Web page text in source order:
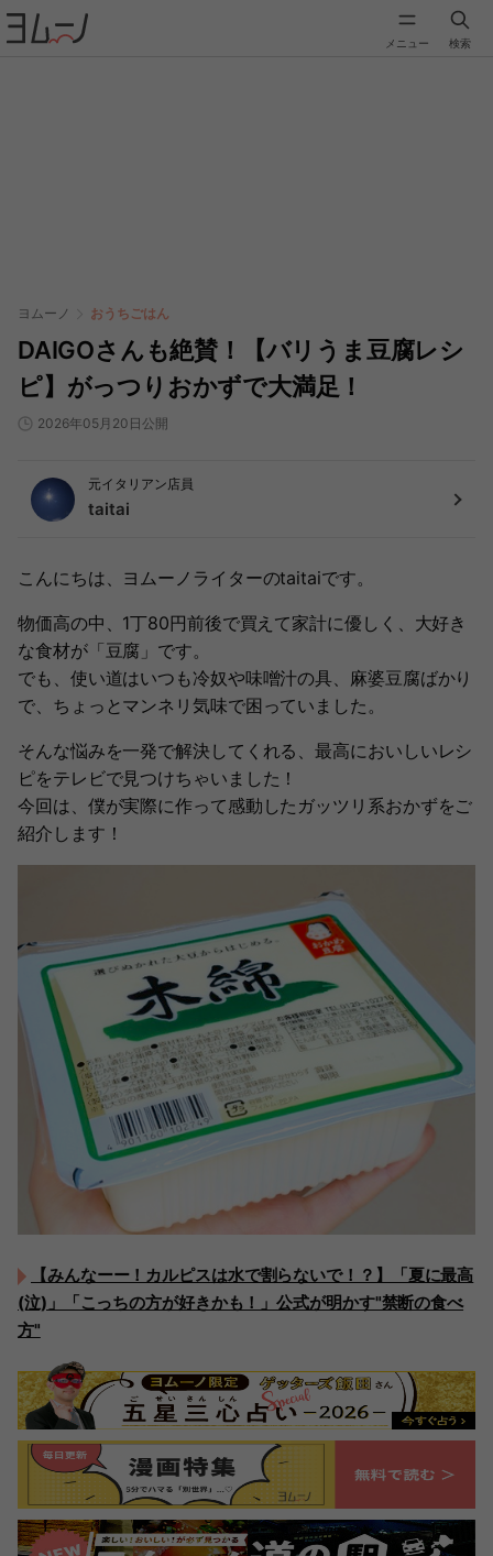
メニュー 検索
ヨムーノ おうちごはん
DAIGOさんも絶賛！【バリうま豆腐レシ
ピ】がっつりおかずで大満足！
2026年05月20日公開
元イタリアン店員
taitai
こんにちは、ヨムーノライターのtaitaiです。
物価高の中、1丁80円前後で買えて家計に優しく、大好き
な食材が「豆腐」です。
でも、使い道はいつも冷奴や味噌汁の具、麻婆豆腐ばかり
で、ちょっとマンネリ気味で困っていました。
そんな悩みを一発で解決してくれる、最高においしいレシ
ピをテレビで見つけちゃいました！
今回は、僕が実際に作って感動したガッツリ系おかずをご
紹介します！
【みんなーー！カルピスは水で割らないで！？】「夏に最高
(泣)」「こっちの方が好きかも！」公式が明かす"禁断の食べ
方"